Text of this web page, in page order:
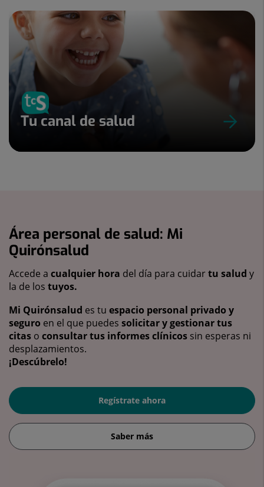
Tu canal de salud
Área personal de salud: Mi
Quirónsalud
Accede a cualquier hora del día para cuidartu salud y
la de los tuyos.
Mi Quirónsalud es tu espacio personal privado y
seguro en el que puedes solicitar y gestionar tus
citas o consultar tus informes clínicos sin esperas ni
desplazamientos.
¡Descúbrelo!
Regístrate ahora
Saber más